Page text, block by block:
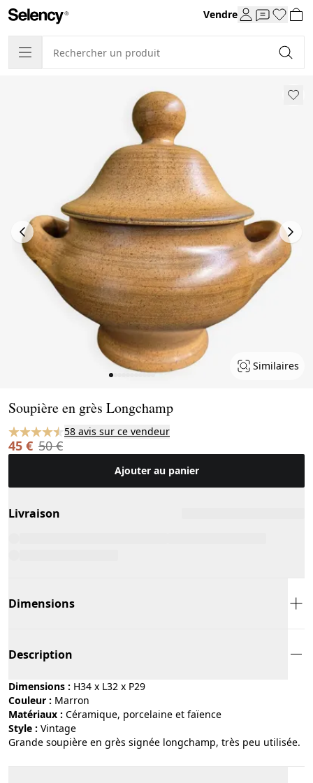
Vendre
Similaires
Soupière en grès Longchamp
58 avis sur ce vendeur
45 € 50 €
Ajouter au panier
Livraison
Dimensions
Description
Dimensions : H34 x L32 x P29
Couleur :
marron
Matériaux :
céramique, porcelaine et faïence
Style :
vintage
Grande soupière en grès signée longchamp, très peu utilisée.